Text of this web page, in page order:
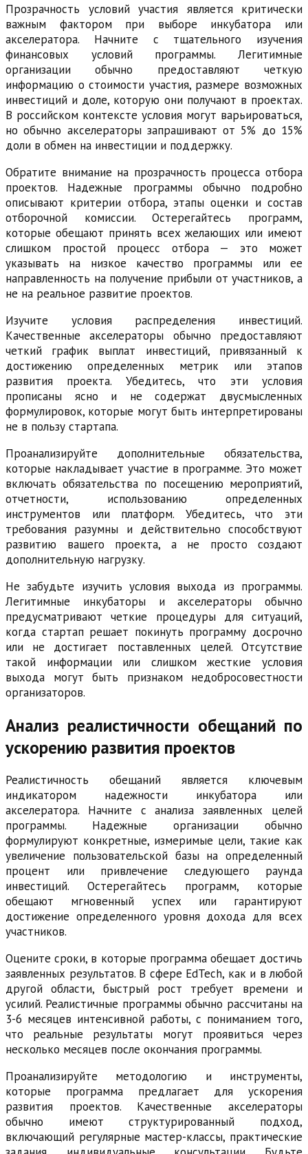
Прозрачность условий участия является критически
важным фактором при выборе инкубатора или
акселератора. Начните с тщательного изучения
финансовых условий программы. Легитимные
организации обычно предоставляют четкую
информацию о стоимости участия, размере возможных
инвестиций и доле, которую они получают в проектах.
В российском контексте условия могут варьироваться,
но обычно акселераторы запрашивают от 5% до 15%
доли в обмен на инвестиции и поддержку.
Обратите внимание на прозрачность процесса отбора
проектов. Надежные программы обычно подробно
описывают критерии отбора, этапы оценки и состав
отборочной комиссии. Остерегайтесь программ,
которые обещают принять всех желающих или имеют
слишком простой процесс отбора — это может
указывать на низкое качество программы или ее
направленность на получение прибыли от участников, а
не на реальное развитие проектов.
Изучите условия распределения инвестиций.
Качественные акселераторы обычно предоставляют
четкий график выплат инвестиций, привязанный к
достижению определенных метрик или этапов
развития проекта. Убедитесь, что эти условия
прописаны ясно и не содержат двусмысленных
формулировок, которые могут быть интерпретированы
не в пользу стартапа.
Проанализируйте дополнительные обязательства,
которые накладывает участие в программе. Это может
включать обязательства по посещению мероприятий,
отчетности, использованию определенных
инструментов или платформ. Убедитесь, что эти
требования разумны и действительно способствуют
развитию вашего проекта, а не просто создают
дополнительную нагрузку.
Не забудьте изучить условия выхода из программы.
Легитимные инкубаторы и акселераторы обычно
предусматривают четкие процедуры для ситуаций,
когда стартап решает покинуть программу досрочно
или не достигает поставленных целей. Отсутствие
такой информации или слишком жесткие условия
выхода могут быть признаком недобросовестности
организаторов.
Анализ реалистичности обещаний по
ускорению развития проектов
Реалистичность обещаний является ключевым
индикатором надежности инкубатора или
акселератора. Начните с анализа заявленных целей
программы. Надежные организации обычно
формулируют конкретные, измеримые цели, такие как
увеличение пользовательской базы на определенный
процент или привлечение следующего раунда
инвестиций. Остерегайтесь программ, которые
обещают мгновенный успех или гарантируют
достижение определенного уровня дохода для всех
участников.
Оцените сроки, в которые программа обещает достичь
заявленных результатов. В сфере EdTech, как и в любой
другой области, быстрый рост требует времени и
усилий. Реалистичные программы обычно рассчитаны на
3-6 месяцев интенсивной работы, с пониманием того,
что реальные результаты могут проявиться через
несколько месяцев после окончания программы.
Проанализируйте методологию и инструменты,
которые программа предлагает для ускорения
развития проектов. Качественные акселераторы
обычно имеют структурированный подход,
включающий регулярные мастер-классы, практические